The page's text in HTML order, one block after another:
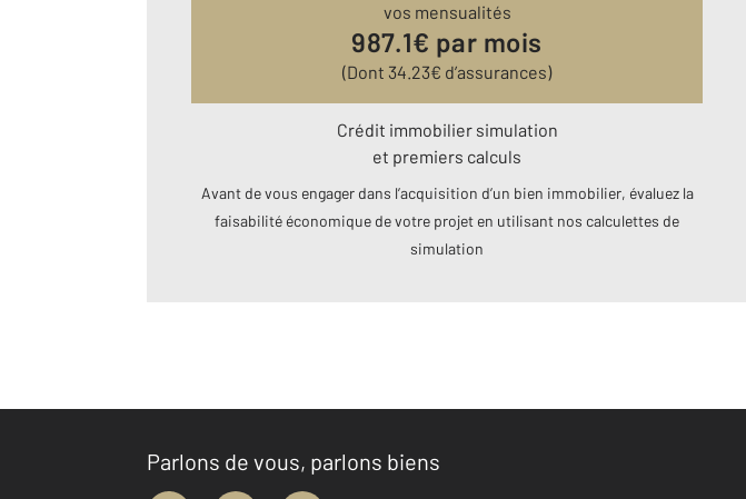
vos mensualités
987.1€ par mois
(Dont 34.23€ d’assurances)
Crédit immobilier simulation
et premiers calculs
Avant de vous engager dans l’acquisition d’un bien immobilier, évaluez la
faisabilité économique de votre projet en utilisant nos calculettes de
simulation
Parlons de vous, parlons biens